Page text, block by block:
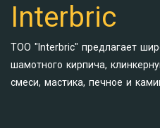
Interbric
ТОО "Interbric" предлагает
шамотного кирпича,
смеси, мастика, печное и